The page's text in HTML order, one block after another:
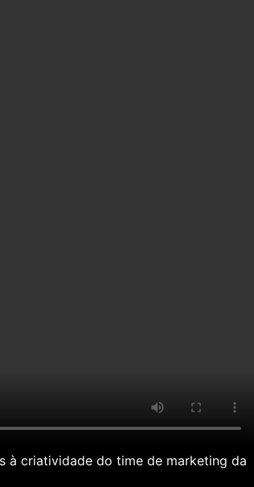
à criatividade do time de marketing da